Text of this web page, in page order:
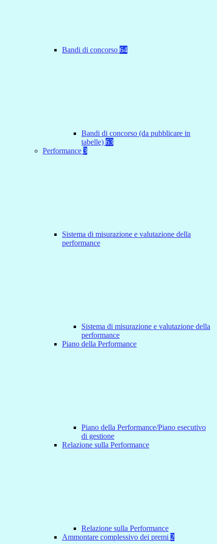
Bandi di concorso 64
Bandi di concorso (da pubblicare in
tabelle) 63
Performance 3
Sistema di misurazione e valutazione della
performance
Sistema di misurazione e valutazione della
performance
Piano della Performance
Piano della Performance/Piano esecutivo
di gestione
Relazione sulla Performance
Relazione sulla Performance
Ammontare complessivo dei premi 2